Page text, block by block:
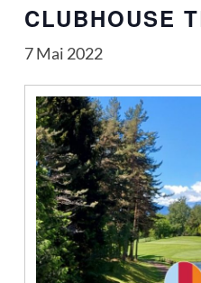
CLUBHOUSE
7 Mai 2022